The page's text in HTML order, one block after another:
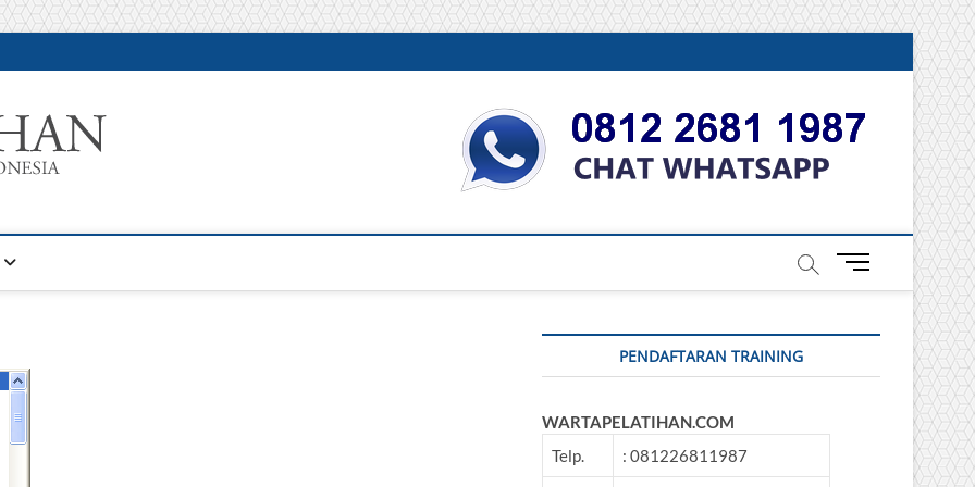
INFORMASI PELATIHAN DAN SERTIFIKASI TERBAIK DI INDONESIA
M
u
u
PENDAFTARAN TRAINING
WARTAPELATIHAN.COM
Telp.
: 081226811987